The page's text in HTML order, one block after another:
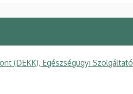
(DEKK), Egészségügyi Szolgáltató